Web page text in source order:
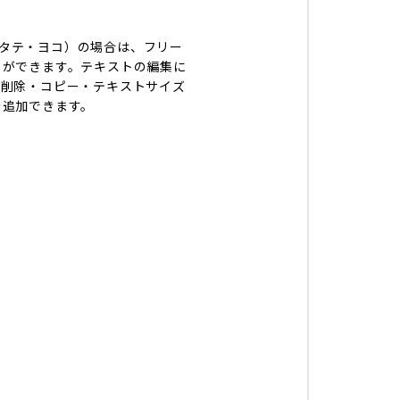
・ヨコ）の場合は、フリー
できます。テキストの編集に
除・コピー・テキストサイズ
加できます。